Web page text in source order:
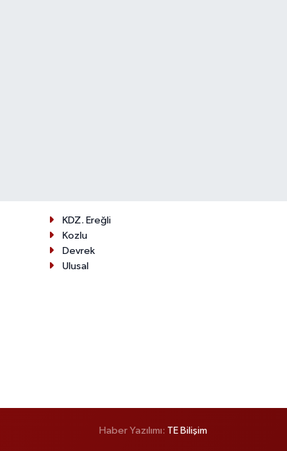
KDZ. Ereğli
Kozlu
Devrek
Ulusal
Haber Yazılımı: TE Bilişim